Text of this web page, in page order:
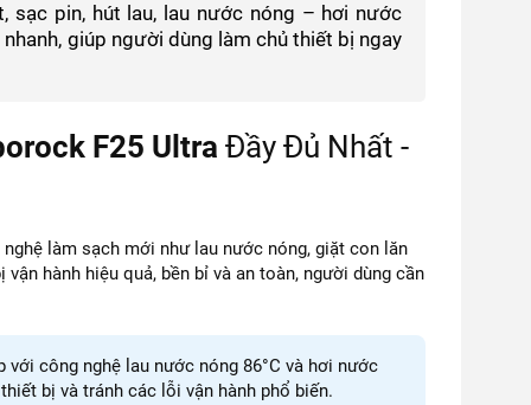
sạc pin, hút lau, lau nước nóng – hơi nước
giúp người dùng làm chủ thiết bị ngay
F25 Ultra Đầy Đủ Nhất -
làm sạch mới như lau nước nóng, giặt con lăn
hành hiệu quả, bền bỉ và an toàn, người dùng cần
công nghệ lau nước nóng 86°C và hơi nước
bị và tránh các lỗi vận hành phổ biến.